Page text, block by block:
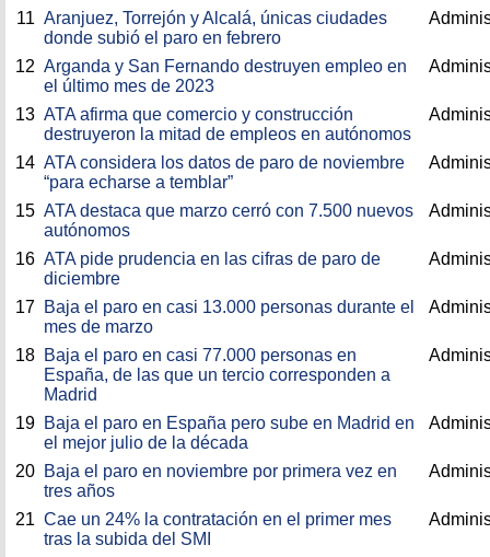
11 Aranjuez, Torrejón y Alcalá, únicas ciudades
donde subió el paro en febrero
12 Arganda y San Fernando destruyen empleo en
el último mes de 2023
13 ATA afirma que comercio y construcción
destruyeron la mitad de empleos en autónomos
14 ATA considera los datos de paro de noviembre
“para echarse a temblar”
15 ATA destaca que marzo cerró con 7.500 nuevos
autónomos
16 ATA pide prudencia en las cifras de paro de
diciembre
17 Baja el paro en casi 13.000 personas durante el
mes de marzo
18 Baja el paro en casi 77.000 personas en
España, de las que un tercio corresponden a
Madrid
19 Baja el paro en España pero sube en Madrid en
el mejor julio de la década
20 Baja el paro en noviembre por primera vez en
tres años
21 Cae un 24% la contratación en el primer mes
tras la subida del SMI